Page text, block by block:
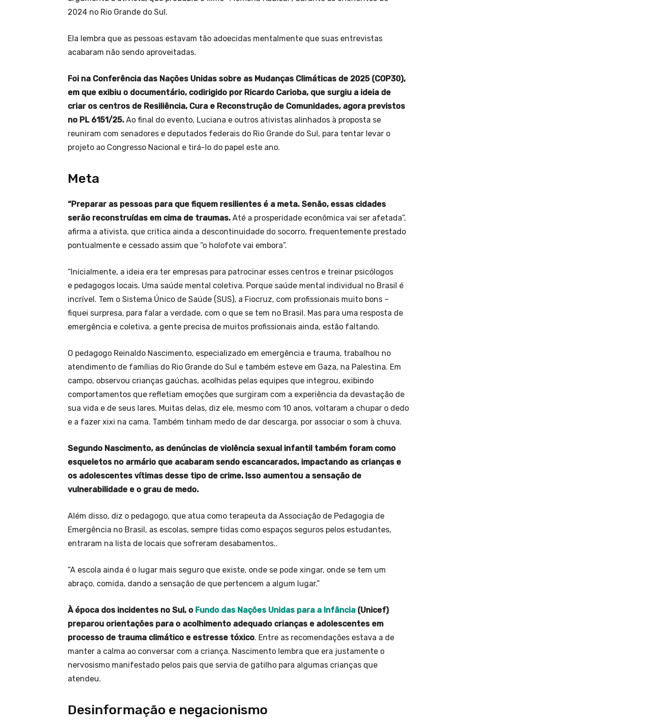
2024 no Rio Grande do Sul.
Ela lembra que as pessoas estavam tão adoecidas mentalmente que suas entrevistas
acabaram não sendo aproveitadas.
Foi na Conferência das Nações Unidas sobre as Mudanças Climáticas de 2025 (COP30),
em que exibiu o documentário, codirigido por Ricardo Carioba, que surgiu a ideia de
criar os centros de Resiliência, Cura e Reconstrução de Comunidades, agora previstos
no PL 6151/25. Ao final do evento, Luciana e outros ativistas alinhados à proposta se
reuniram com senadores e deputados federais do Rio Grande do Sul, para tentar levar o
projeto ao Congresso Nacional e tirá-lo do papel este ano.
Meta
“Preparar as pessoas para que fiquem resilientes é a meta. Senão, essas cidades
serão reconstruídas em cima de traumas. Até a prosperidade econômica vai ser afetada”,
afirma a ativista, que critica ainda a descontinuidade do socorro, frequentemente prestado
pontualmente e cessado assim que “o holofote vai embora”.
“Inicialmente, a ideia era ter empresas para patrocinar esses centros e treinar psicólogos
e pedagogos locais. Uma saúde mental coletiva. Porque saúde mental individual no Brasil é
incrível. Tem o Sistema Único de Saúde (SUS), a Fiocruz, com profissionais muito bons –
fiquei surpresa, para falar a verdade, com o que se tem no Brasil. Mas para uma resposta de
emergência e coletiva, a gente precisa de muitos profissionais ainda, estão faltando.
O pedagogo Reinaldo Nascimento, especializado em emergência e trauma, trabalhou no
atendimento de famílias do Rio Grande do Sul e também esteve em Gaza, na Palestina. Em
campo, observou crianças gaúchas, acolhidas pelas equipes que integrou, exibindo
comportamentos que refletiam emoções que surgiram com a experiência da devastação de
sua vida e de seus lares. Muitas delas, diz ele, mesmo com 10 anos, voltaram a chupar o dedo
e a fazer xixi na cama. Também tinham medo de dar descarga, por associar o som à chuva.
Segundo Nascimento, as denúncias de violência sexual infantil também foram como
esqueletos no armário que acabaram sendo escancarados, impactando as crianças e
os adolescentes vítimas desse tipo de crime. Isso aumentou a sensação de
vulnerabilidade e o grau de medo.
Além disso, diz o pedagogo, que atua como terapeuta da Associação de Pedagogia de
Emergência no Brasil, as escolas, sempre tidas como espaços seguros pelos estudantes,
entraram na lista de locais que sofreram desabamentos..
“A escola ainda é o lugar mais seguro que existe, onde se pode xingar, onde se tem um
abraço, comida, dando a sensação de que pertencem a algum lugar.”
À época dos incidentes no Sul, o Fundo das Nações Unidas para a Infância (Unicef)
preparou orientações para o acolhimento adequado crianças e adolescentes em
processo de trauma climático e estresse tóxico. Entre as recomendações estava a de
manter a calma ao conversar com a criança. Nascimento lembra que era justamente o
nervosismo manifestado pelos pais que servia de gatilho para algumas crianças que
atendeu.
Desinformação e negacionismo